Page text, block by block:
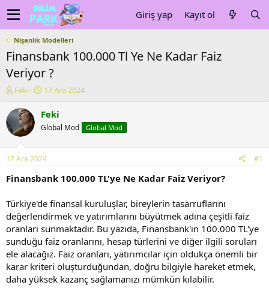
Giriş yap Kayıt ol
Nişanlık Modelleri
Finansbank 100.000 Tl Ye Ne Kadar Faiz
Veriyor ?
K
n
u
y
b
a
ş
t
a
n
Feki
B
ş
a
g
ç
r
i
h
17 Ara 2024
Feki
Global Mod Global Mod
17 Ara 2024 #1
Finansbank 100.000 TL'ye Ne Kadar Faiz Veriyor?
Türkiye'de finansal kuruluşlar, bireylerin tasarruflarını
değerlendirmek ve yatırımlarını büyütmek adına çeşitli faiz
oranları sunmaktadır. Bu yazıda, Finansbank'ın 100.000 TL'ye
sunduğu faiz oranlarını, hesap türlerini ve diğer ilgili soruları
ele alacağız. Faiz oranları, yatırımcılar için oldukça önemli bir
karar kriteri oluşturduğundan, doğru bilgiyle hareket etmek,
daha yüksek kazanç sağlamanızı mümkün kılabilir.